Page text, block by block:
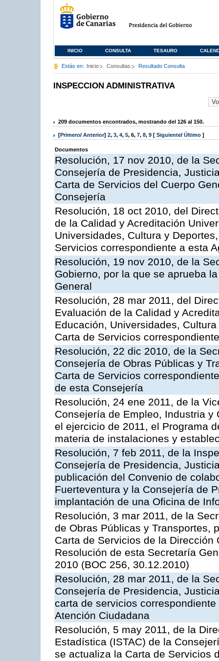
INICIO CONSULTA TESAURO
Estás en: Inicio Consultas Resultado Consulta
INSPECCION ADMINISTRATIVA
209 documentos encontrados, mostrando del 126 al 150.
[Primero/ Anterior] 2, 3, 4, 5, 6, 7, 8, 9 [ Siguiente/ Último ]
Documentos
Resolución, 17 nov 2010, de la
Consejería de Presidencia,
Carta de Servicios del Cuerpo
Consejería
Resolución, 18 oct 2010, del
de la Calidad y Acreditación
Universidades, Cultura y
Servicios correspondiente a esta
Resolución, 19 nov 2010, de la
Gobierno, por la que se aprueba
General
Resolución, 28 mar 2011, del
Evaluación de la Calidad y
Educación, Universidades,
Carta de Servicios
Resolución, 22 dic 2010, de la
Consejería de Obras Públicas y
Carta de Servicios
de esta Consejería
Resolución, 24 ene 2011, de la
Consejería de Empleo, Industria
el ejercicio de 2011, el Programa
materia de instalaciones y
Resolución, 7 feb 2011, de la
Consejería de Presidencia,
publicación del Convenio de
Fuerteventura y la Consejería de
implantación de una Oficina de
Resolución, 3 mar 2011, de la
de Obras Públicas y Transportes,
Carta de Servicios de la
Resolución de esta Secretaría
2010 (BOC 256, 30.12.2010)
Resolución, 28 mar 2011, de la
Consejería de Presidencia,
carta de servicios
Atención Ciudadana
Resolución, 5 may 2011, de la
Estadística (ISTAC) de la
se actualiza la Carta de Servicios